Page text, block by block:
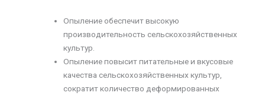
Опыление обеспечит высокую
производительность сельскохозяйственных
культур.
Опыление повысит питательные и вкусовые
качества сельскохозяйственных культур,
сократит количество деформированных